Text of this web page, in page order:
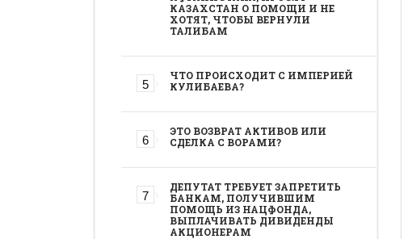
КАЗАХСТАН О ПОМОЩИ И НЕ
ХОТЯТ, ЧТОБЫ ВЕРНУЛИ
ТАЛИБАМ
ЧТО ПРОИСХОДИТ С ИМПЕРИЕЙ
КУЛИБАЕВА?
ЭТО ВОЗВРАТ АКТИВОВ ИЛИ
СДЕЛКА С ВОРАМИ?
ДЕПУТАТ ТРЕБУЕТ ЗАПРЕТИТЬ
БАНКАМ, ПОЛУЧИВШИМ
ПОМОЩЬ ИЗ НАЦФОНДА,
ВЫПЛАЧИВАТЬ ДИВИДЕНДЫ
АКЦИОНЕРАМ